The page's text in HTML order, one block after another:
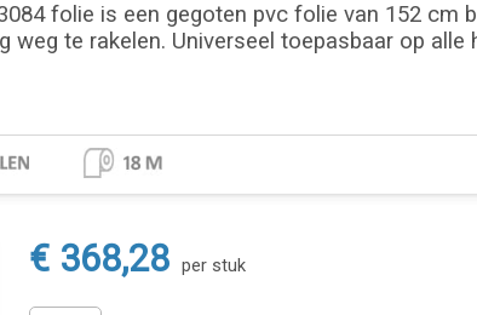
folie is een gegoten pvc folie van 152 cm
weg te rakelen. Universeel toepasbaar op
€ 368,28 per stuk